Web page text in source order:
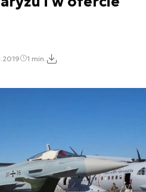
1 min.